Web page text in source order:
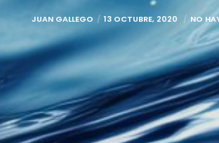
JUAN GALLEGO 13 OCTUBRE, 2020 NO